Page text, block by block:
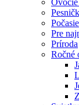
Ovocie
Počasie
Pre
Príroda
Ročné